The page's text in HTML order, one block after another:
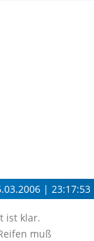
| 23:17:53
ist klar.
muß